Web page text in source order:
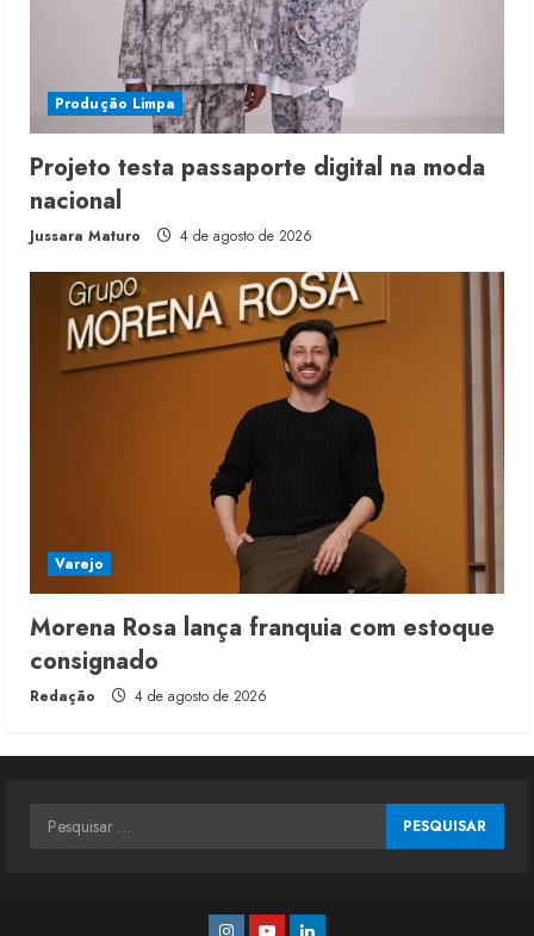
Produção Limpa
Projeto testa passaporte digital na moda
nacional
Jussara Maturo 4 de agosto de 2026
Varejo
Morena Rosa lança franquia com estoque
consignado
Redação 4 de agosto de 2026
Pesquisar
Instagram
YoutubeLinkedin